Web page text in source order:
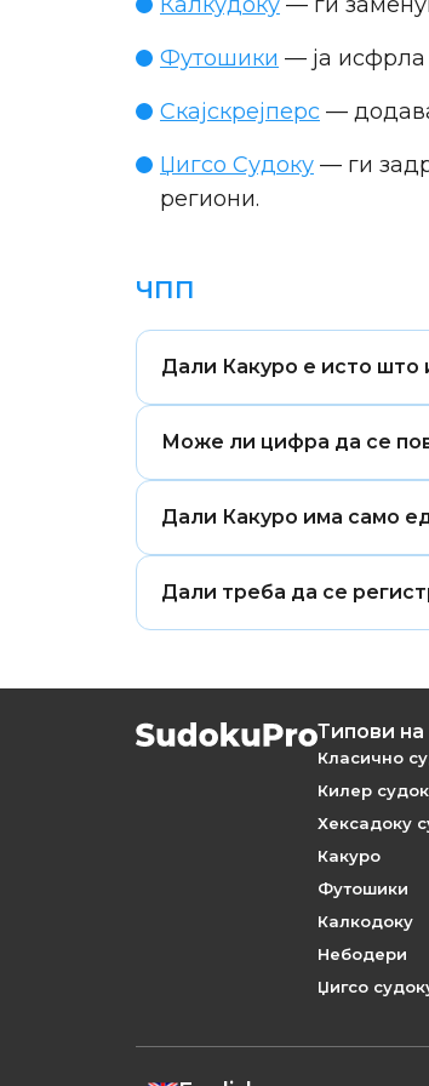
Футошики — ја исфрла
Скајскрејперс —
Џигсо Судоку — ги
региони.
ЧПП
Дали Какуро е исто што
на неправилна мрежа со
Може ли цифра да се
редови на друго место
Дали Какуро има само
дедукција, без потреба
Дали треба да се
Типови на
Класично
Килер
Хексадоку
Какуро
Футошики
Калкодоку
Небодери
Џигсо